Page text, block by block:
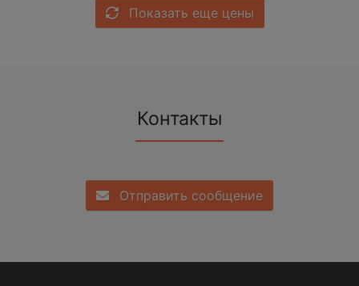
Показать еще цены
Контакты
Отправить сообщение